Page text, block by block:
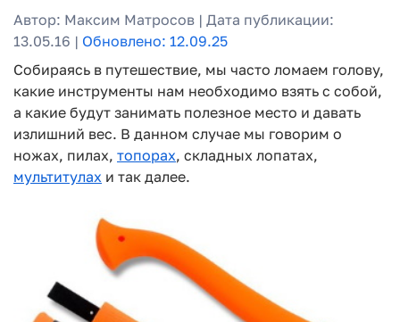
Автор: Максим Матросов | Дата публикации:
13.05.16 | Обновлено: 12.09.25
Собираясь в путешествие, мы часто ломаем голову,
какие инструменты нам необходимо взять с собой,
а какие будут занимать полезное место и давать
излишний вес. В данном случае мы говорим о
ножах, пилах, топорах, складных лопатах,
мультитулах и так далее.